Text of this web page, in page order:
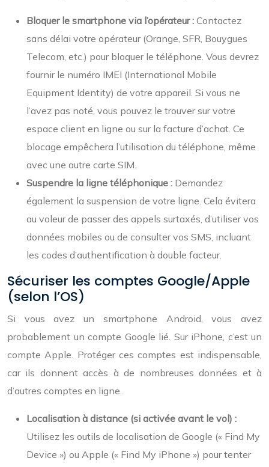
Bloquer le smartphone via l’opérateur : Contactez
sans délai votre opérateur (Orange, SFR, Bouygues
Telecom, etc.) pour bloquer le téléphone. Vous devrez
fournir le numéro IMEI (International Mobile
Equipment Identity) de votre appareil. Si vous ne
l’avez pas noté, vous pouvez le trouver sur votre
espace client en ligne ou sur la facture d’achat. Ce
blocage empêchera l’utilisation du téléphone, même
avec une autre carte SIM.
Suspendre la ligne téléphonique : Demandez
également la suspension de votre ligne. Cela évitera
au voleur de passer des appels surtaxés, d’utiliser vos
données mobiles ou de consulter vos SMS, incluant
les codes d’authentification à double facteur.
Sécuriser les comptes Google/Apple
(selon l’OS)
Si vous avez un smartphone Android, vous avez
probablement un compte Google lié. Sur iPhone, c’est un
compte Apple. Protéger ces comptes est indispensable,
car ils donnent accès à de nombreuses données et à
d’autres comptes en ligne.
Localisation à distance (si activée avant le vol) :
Utilisez les outils de localisation de Google (« Find My
Device ») ou Apple (« Find My iPhone ») pour tenter